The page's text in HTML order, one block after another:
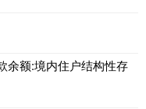
余额:境内住户结构性存